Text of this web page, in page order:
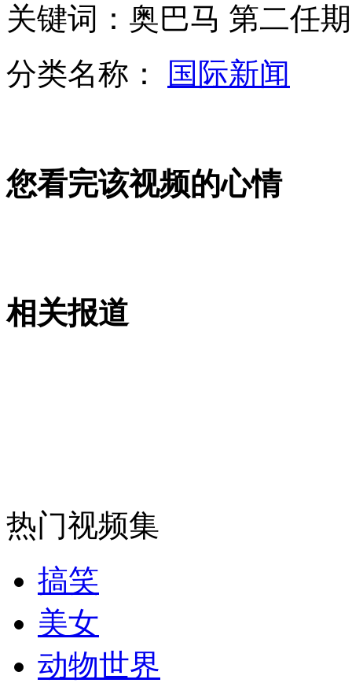
史上"最囧公交站":站名贴在扫把上
张剑任中国足球新掌门 韦迪离任
外交部：有关国家言论片面不公正
关键词：奥巴马 第二任期
分类名称：
国际新闻
您看完该视频的心情
相关报道
热门视频集
搞笑
美女
动物世界